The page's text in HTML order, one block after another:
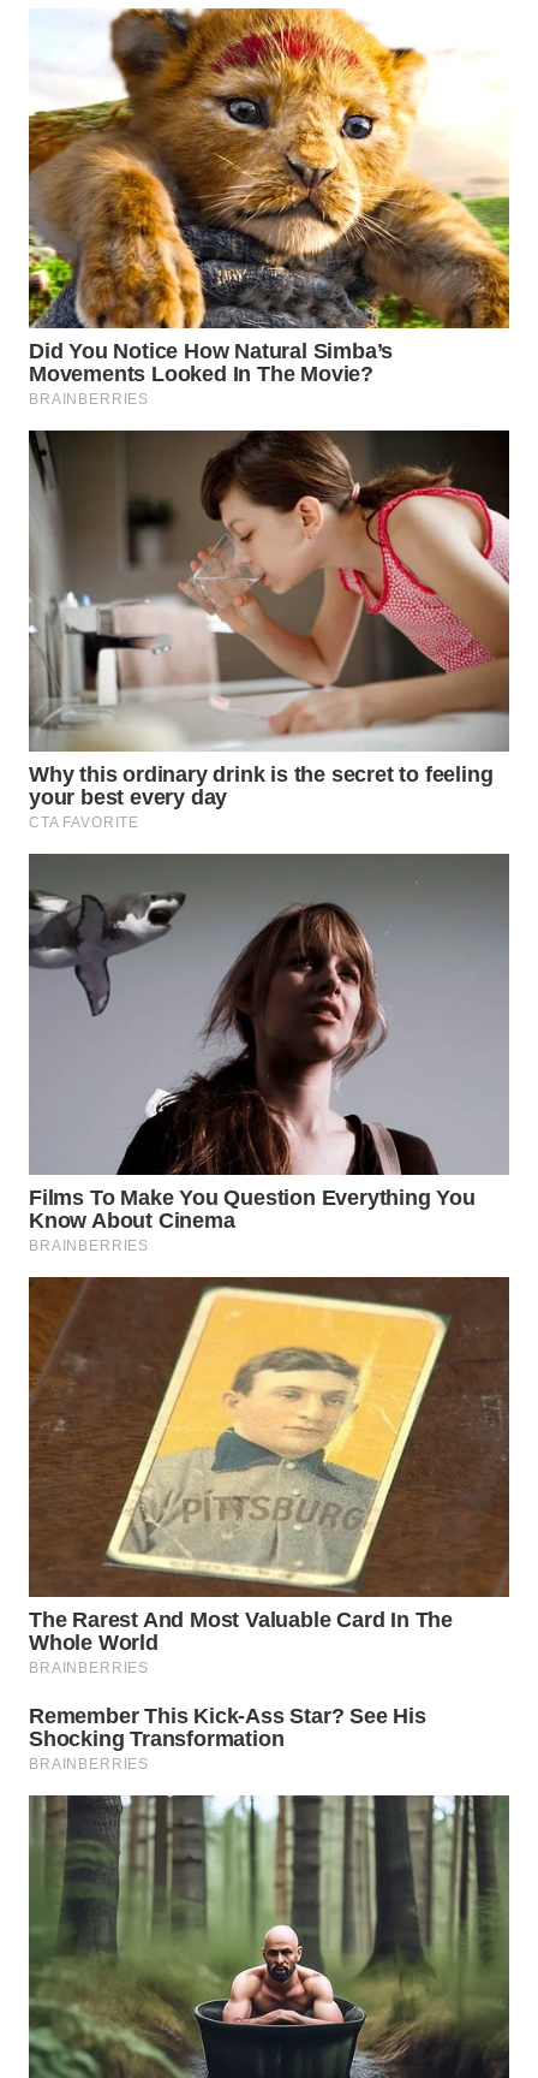
SIMALUNGUN
LABUHANBATU
WN
TAPANULI
TENGAH
WN DELI
SERDANG
WN
TEBING
TINGGI
KARAWANG
WN
BEKASI
BOGOR
WN
WN
TAPANULI
UTARA
LAWAS
WN
SUMEDANG
CIANJUR
WN
KEPULAUAN
SERIBU
WN
TANGERANG
WN
BINJAI
WN
CIREBON
WN
INDRAMAYU
WN
MAJALENGKA